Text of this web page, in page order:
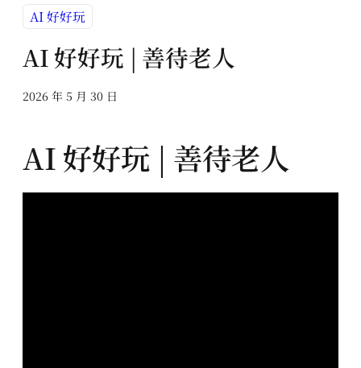
AI 好好玩
AI 好好玩 | 善待老人
2026 年 5 月 30 日
AI 好好玩 | 善待老人